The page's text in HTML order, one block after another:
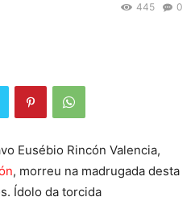
0
445
Eusébio Rincón Valencia,
, morreu na madrugada desta
Ídolo da torcida